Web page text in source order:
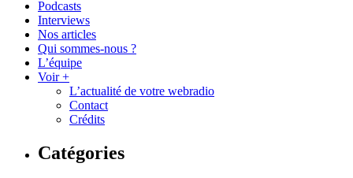
Podcasts
Interviews
Nos articles
Qui sommes-nous ?
L’équipe
Voir +
L’actualité de votre webradio
Contact
Crédits
Catégories